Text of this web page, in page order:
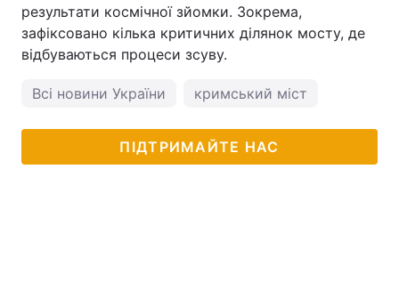
результати космічної зйомки. Зокрема,
зафіксовано кілька критичних ділянок мосту, де
відбуваються процеси зсуву.
Всі новини України кримський міст
ПІДТРИМАЙТЕ НАС